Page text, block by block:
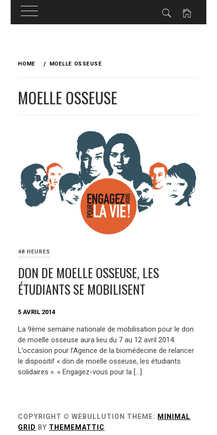
HOME MOELLE OSSEUSE
MOELLE OSSEUSE
48 HEURES
DON DE MOELLE OSSEUSE, LES
ÉTUDIANTS SE MOBILISENT
5 AVRIL 2014
La 9ème semaine nationale de mobilisation pour le don
de moelle osseuse aura lieu du 7 au 12 avril 2014.
L’occasion pour l’Agence de la biomédecine de relancer
le dispositif « don de moelle osseuse, les étudiants
solidaires ». « Engagez-vous pour la […]
COPYRIGHT © WEBULLUTION THEME: MINIMAL
GRID BY THEMEMATTIC